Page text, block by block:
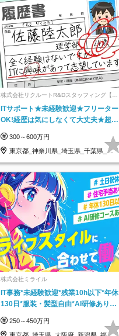
株式会社リクルートR&Dスタッフィング【リ
クルートグループ】
ITサポート★未経験歓迎★フリーター
OK!経歴は気にしなくて大丈夫★超大
300～600万円
東京都_神奈川県_埼玉県_千葉県_大
阪府…
株式会社ミライル
IT事務*未経験歓迎*残業10h以下*年休
130日*服装・髪型自由*AI研修あり*
250～450万円
東京都_埼玉県_大阪府_新潟県_福岡